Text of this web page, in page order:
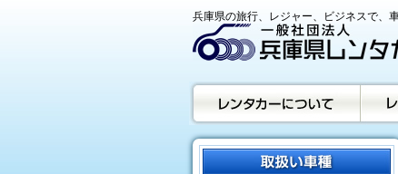
兵庫県の旅行、レジャー、ビジネスで、